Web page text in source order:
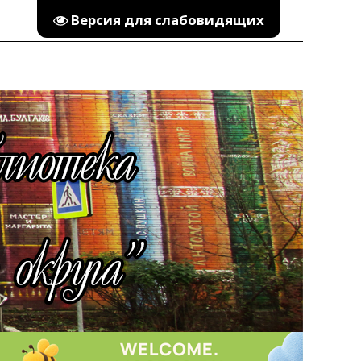
Версия для слабовидящих